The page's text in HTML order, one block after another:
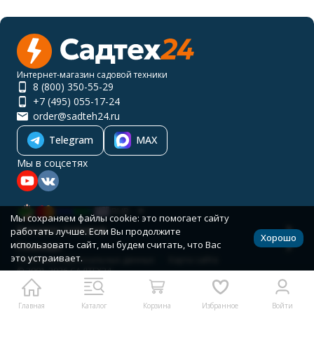
Главная Каталог Корзина Избранное Войти
Интернет-магазин садовой техники
8 (800) 350-55-29
+7 (495) 055-17-24
order@sadteh24.ru
Telegram
MAX
Мы в соцсетях
Каталог товаров
Помощь
Политика персональных данных
© 2001-2026 САДТЕХ24
Разработано в
bodysite.ru
Мы сохраняем файлы cookie: это помогает сайту
работать лучше. Если Вы продолжите
использовать сайт, мы будем считать, что Вас
это устраивает.
Хорошо